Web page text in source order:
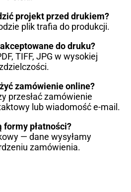
projekt przed drukiem?
plik trafia do produkcji.
do druku?
TIFF, JPG w wysokiej
zamówienie online?
przesłać zamówienie
lub wiadomość e-mail.
formy płatności?
— dane wysyłamy
zamówienia.